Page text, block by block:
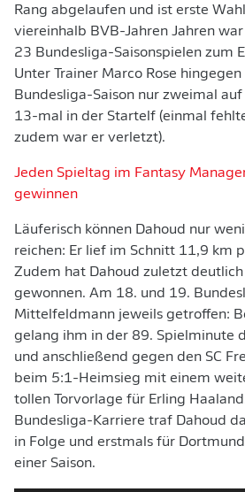
Rang abgelaufen und ist erste
viereinhalb BVB-Jahren Jahren
23 Bundesliga-Saisonspielen zum
Unter Trainer Marco Rose
Bundesliga-Saison nur zweimal
13-mal in der Startelf (einmal
zudem war er verletzt).
Jeden Spieltag im Fantasy
gewinnen
Läuferisch können Dahoud nur
reichen: Er lief im Schnitt 11,9 km
Zudem hat Dahoud zuletzt
gewonnen. Am 18. und 19.
Mittelfeldmann jeweils getroffen:
gelang ihm in der 89. Spielminute
und anschließend gegen den SC
beim 5:1-Heimsieg mit einem
tollen Torvorlage für Erling
Bundesliga-Karriere traf Dahoud
in Folge und erstmals für
einer Saison.